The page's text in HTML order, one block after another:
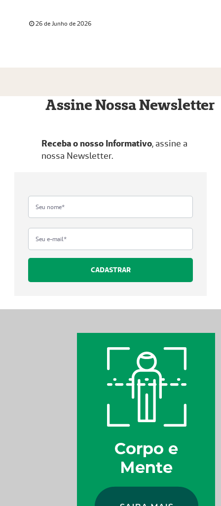
26 de Junho de 2026
Assine Nossa Newsletter
Receba o nosso Informativo, assine a
nossa Newsletter.
CADASTRAR